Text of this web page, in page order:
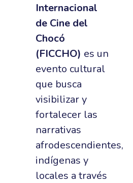
Internacional
de Cine del
Chocó
(FICCHO) es un
evento cultural
que busca
visibilizar y
fortalecer las
narrativas
afrodescendientes,
indígenas y
locales a través